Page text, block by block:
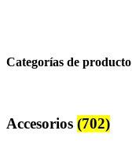
Categorías de producto
Accesorios (702)